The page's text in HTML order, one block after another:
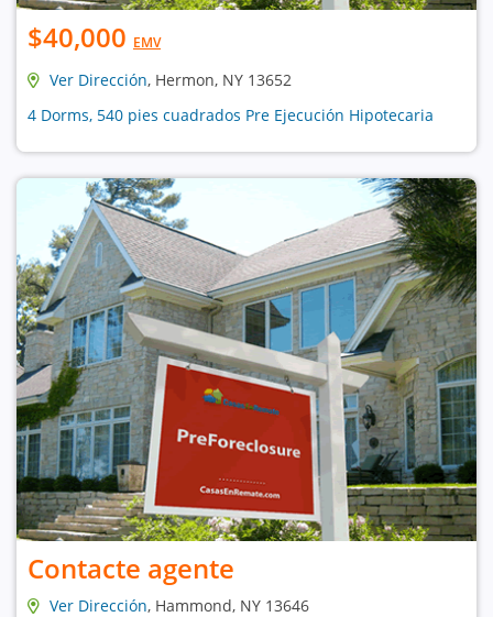
$40,000 EMV
Ver Dirección, Hermon, NY 13652
4 Dorms, 540 pies cuadrados Pre Ejecución Hipotecaria
Contacte agente
Ver Dirección, Hammond, NY 13646